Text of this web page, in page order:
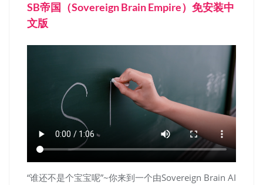
SB帝国（Sovereign Brain Empire）免安装中
文版
“谁还不是个宝宝呢”~你来到一个由Sovereign Brain AI